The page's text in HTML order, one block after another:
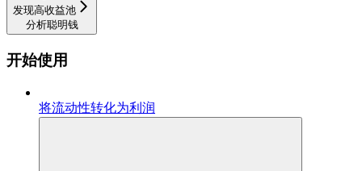
发现高收益池
分析聪明钱
开始使用
将流动性转化为利润